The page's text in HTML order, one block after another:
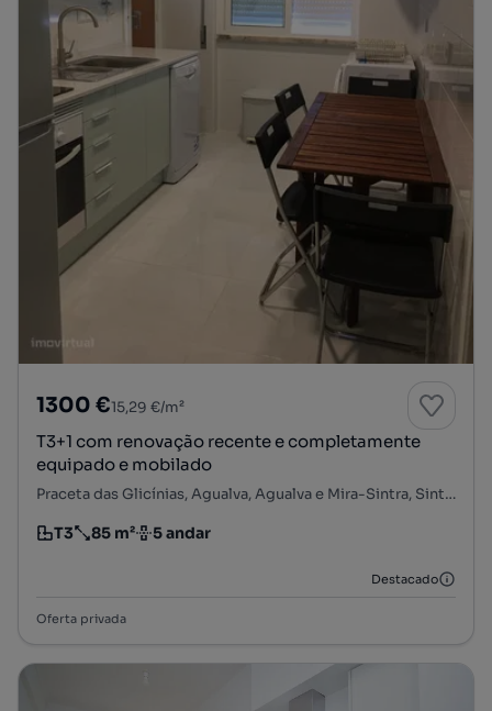
1300 €15,29 €/m²
T3+1 com renovação recente e completamente
equipado e mobilado
Praceta das Glicínias, Agualva, Agualva e Mira-Sintra, Sintra, Lisboa
Tipologia
T3
Preço por metro quadrado
85 m²
Andar 5 andar
Destacado
Oferta privada